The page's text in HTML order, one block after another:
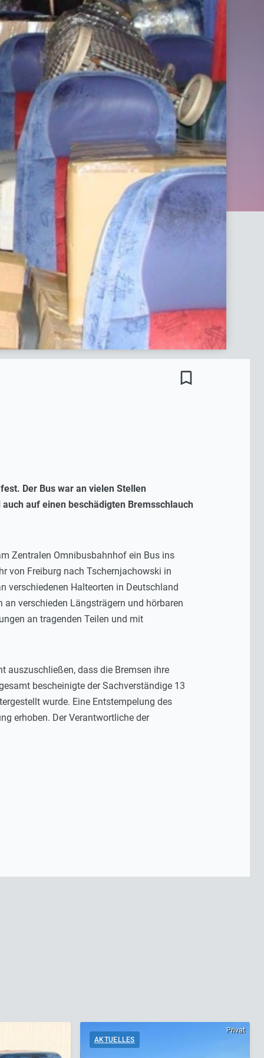
bookmark_border
Der Bus war an vielen Stellen
auf einen beschädigten Bremsschlauch
Zentralen Omnibusbahnhof ein Bus ins
von Freiburg nach Tschernjachowski in
verschiedenen Halteorten in Deutschland
verschieden Längsträgern und hörbaren
an tragenden Teilen und mit
auszuschließen, dass die Bremsen ihre
bescheinigte der Sachverständige 13
wurde. Eine Entstempelung des
erhoben. Der Verantwortliche der
Privat
AKTUELLES